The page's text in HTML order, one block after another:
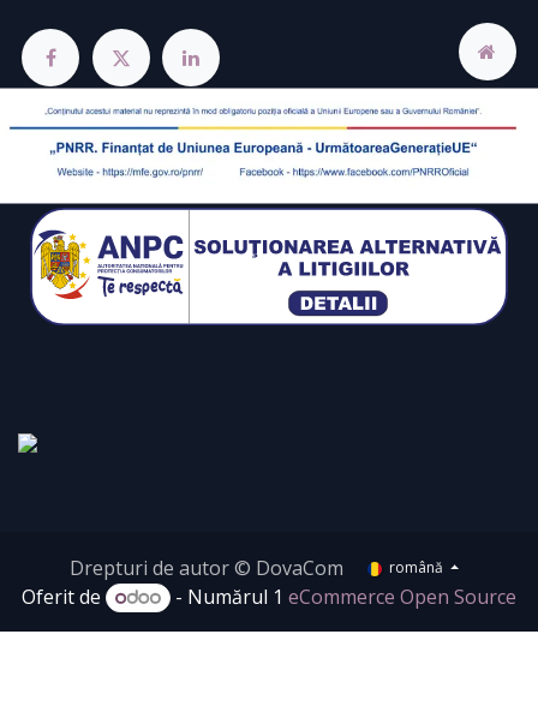
Drepturi de autor © DovaCom română
Oferit de - Numărul 1eCommerce Open Source